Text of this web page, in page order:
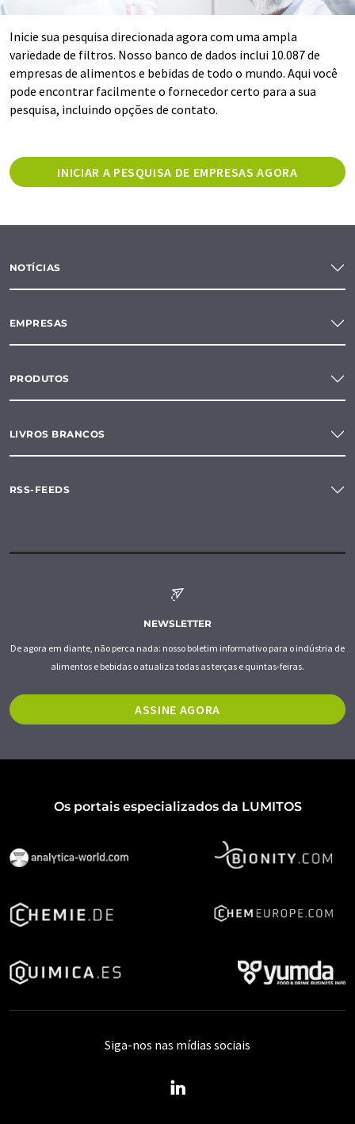
Inicie sua pesquisa direcionada agora com uma ampla
variedade de filtros. Nosso banco de dados inclui 10.087 de
empresas de alimentos e bebidas de todo o mundo. Aqui você
pode encontrar facilmente o fornecedor certo para a sua
pesquisa, incluindo opções de contato.
INICIAR A PESQUISA DE EMPRESAS AGORA
NOTÍCIAS
EMPRESAS
PRODUTOS
LIVROS BRANCOS
RSS-FEEDS
NEWSLETTER
De agora em diante, não perca nada: nosso boletim informativo para o indústria de
alimentos e bebidas o atualiza todas as terças e quintas-feiras.
ASSINE AGORA
Os portais especializados da LUMITOS
Siga-nos nas mídias sociais